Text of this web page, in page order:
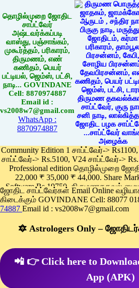
தொழில்முறை ஜோதிட
சாப்ட்வேர்
அஷ்டவர்க்கப்படி
வாஸ்து, பஞ்சாங்கம்,
முகூர்த்தம், பரிகாரம்,
திருமணம், எண்
கணிதம், பெயர்
பட்டியல், ஜெம்ஸ், பட்சி,
நாடி... GOVINDANE
Cell: 8870974887
Email id :
vs2008w7@gmail.com
WhatsApp :
8870974887
Community Edition 1 சாப்ட்வேர்->
சாப்ட்வேர்-> Rs.5100, V24 சாப்ட்வேர்->
Professional edition தொழில்முறை
22,000 ₹ 35,000 ₹ 44,000. Share
Software Rs.19750, திருமணதகவல்
Phone App Rs.
Pay online
ஜோதிட சாப்ட்வேர்கள் Email Online
கிடைக்கும் GOVINDANE Cell: 88077
74887 Email id : vs2008w7@gmail.com
🔯 Astrologers Only –
📲 👉 Click here to
App (APK)